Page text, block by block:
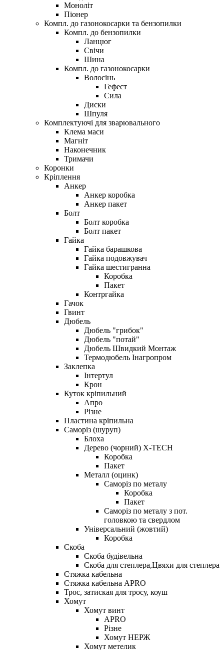
Моноліт
Піонер
Компл. до газонокосарки та бензопилки
Компл. до бензопилки
Ланцюг
Свічи
Шина
Компл. до газонокосарки
Волосінь
Гефест
Сила
Диски
Шпуля
Комплектуючі для зварювального
Клема маси
Магніт
Наконечник
Тримачи
Коронки
Кріплення
Анкер
Анкер коробка
Анкер пакет
Болт
Болт коробка
Болт пакет
Гайка
Гайка барашкова
Гайка подовжувач
Гайка шестигранна
Коробка
Пакет
Контргайка
Гачок
Гвинт
Дюбель
Дюбель "грибок"
Дюбель "потай"
Дюбель Швидкий Монтаж
Термодюбель Інагропром
Заклепка
Інтертул
Крон
Куток кріпильний
Апро
Різне
Пластина кріпильна
Саморіз (шуруп)
Блоха
Дерево (чорний) X-TECH
Коробка
Пакет
Металл (оцинк)
Саморіз по металу
Коробка
Пакет
Саморіз по металу з пот.
головкою та свердлом
Універсальний (жовтий)
Коробка
Скоба
Скоба будівельна
Скоба для степлера,Цвяхи для степлера
Стяжка кабельна
Стяжка кабельна APRO
Трос, затиская для тросу, коуш
Хомут
Хомут винт
APRO
Різне
Хомут НЕРЖ
Хомут метелик